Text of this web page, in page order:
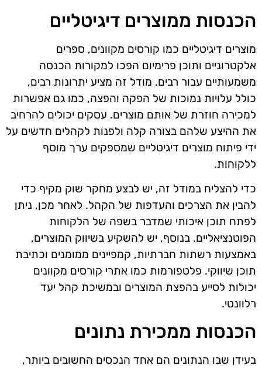
הכנסות ממוצרים דיגיטליים
מוצרים דיגיטליים כמו קורסים מקוונים, ספרים
אלקטרוניים ותוכן פרימיום הפכו למקורות הכנסה
משמעותיים עבור רבים. מודל זה מציע יתרונות רבים,
כולל עלויות נמוכות של הפקה והפצה, כמו גם אפשרות
למכירה חוזרת של אותם מוצרים. עסקים יכולים להרחיב
את ההיצע שלהם בצורה קלה ולפנות לקהלים חדשים על
ידי פיתוח מוצרים דיגיטליים שמספקים ערך מוסף
ללקוחות.
כדי להצליח במודל זה, יש לבצע מחקר שוק מקיף כדי
להבין את הצרכים והעדפות של הקהל. לאחר מכן, ניתן
לפתח תוכן איכותי שמדבר בשפה של הלקוחות
הפוטנציאליים. בנוסף, יש להשקיע בשיווק המוצרים,
באמצעות רשתות חברתיות, קמפיינים ממומנים וכתיבת
תוכן שיווקי. פלטפורמות כמו אתרי קורסים מקוונים
יכולות לסייע בהפצת המוצרים ובמשיכת קהל יעד
רלוונטי.
הכנסות ממכירת נתונים
בעידן שבו הנתונים הם אחד הנכסים החשובים ביותר,